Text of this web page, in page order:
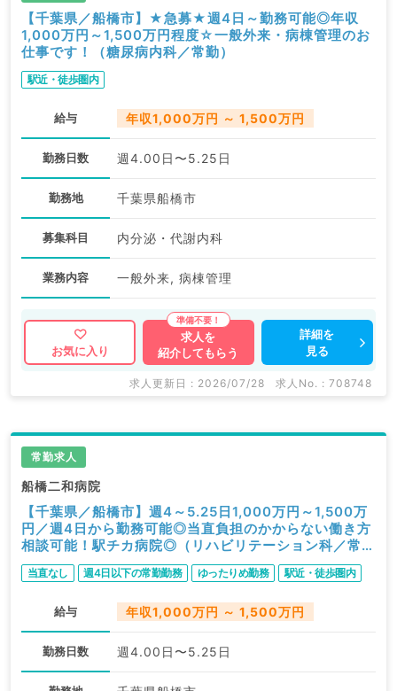
【千葉県／船橋市】★急募★週4日～勤務可能◎年収
1,000万円～1,500万円程度☆一般外来・病棟管理のお
仕事です！（糖尿病内科／常勤）
駅近・徒歩圏内
給与 年収1,000万円 ～ 1,500万円
勤務日数 週4.00日〜5.25日
勤務地 千葉県船橋市
募集科目 内分泌・代謝内科
業務内容 一般外来, 病棟管理
お気に入り
求人を
紹介してもらう
詳細を
見る
求人更新日 : 2026/07/28 求人No. : 708748
常勤求人
船橋二和病院
【千葉県／船橋市】週4～5.25日1,000万円～1,500万
円／週4日から勤務可能◎当直負担のかからない働き方
相談可能！駅チカ病院◎（リハビリテーション科／常
勤）
当直なし 週4日以下の常勤勤務 ゆったりめ勤務 駅近・徒歩圏内
給与 年収1,000万円 ～ 1,500万円
勤務日数 週4.00日〜5.25日